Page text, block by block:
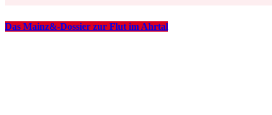
Das Mainz&-Dossier zur Flut im Ahrtal